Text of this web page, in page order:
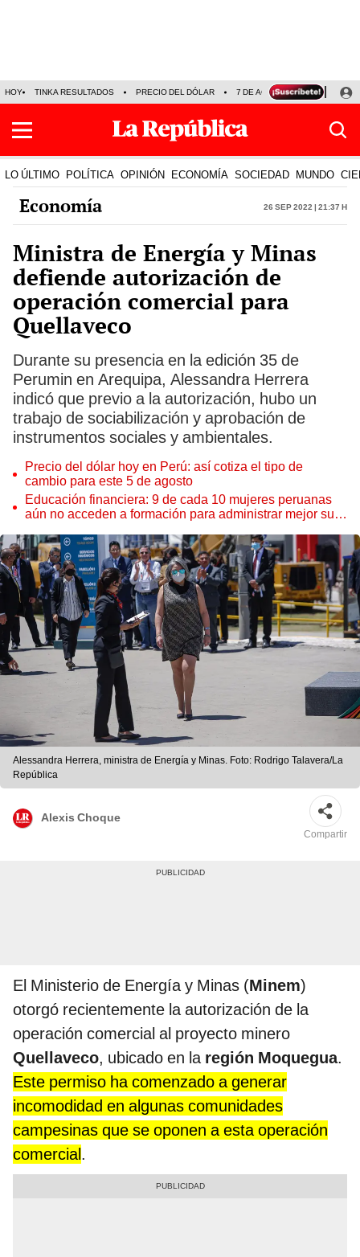
HOY TINKA RESULTADOS PRECIO DEL DÓLAR 7 DE AGOSTO OLLANTA
LO ÚLTIMO POLÍTICA OPINIÓN ECONOMÍA SOCIEDAD MUNDO
Economía 26 Sep 2022 | 21:37 h
Ministra de Energía y Minas
defiende autorización de
operación comercial para
Quellaveco
Durante su presencia en la edición 35 de
Perumin en Arequipa, Alessandra Herrera
indicó que previo a la autorización, hubo un
trabajo de sociabilización y aprobación de
instrumentos sociales y ambientales.
Precio del dólar hoy en Perú: así cotiza el tipo de
cambio para este 5 de agosto
Educación financiera: 9 de cada 10 mujeres peruanas
aún no acceden a formación para administrar mejor su
Alessandra Herrera, ministra de Energía y Minas. Foto: Rodrigo Talavera/La
República
Alexis Choque
Compartir
El Ministerio de Energía y Minas (Minem)
otorgó recientemente la autorización de la
operación comercial al proyecto minero
Quellaveco, ubicado en la región Moquegua.
Este permiso ha comenzado a generar
incomodidad en algunas comunidades
campesinas que se oponen a esta operación
comercial.